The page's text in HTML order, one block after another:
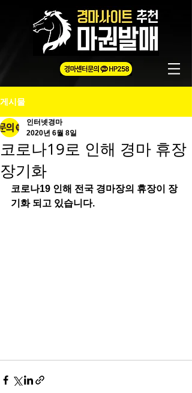
게시물
코로나19로 인해 경마 휴장
장기화
인터넷경마
2020년 6월 8일
코로나19 인해 전국 경마장의 휴장이 장
기화 되고 있습니다.